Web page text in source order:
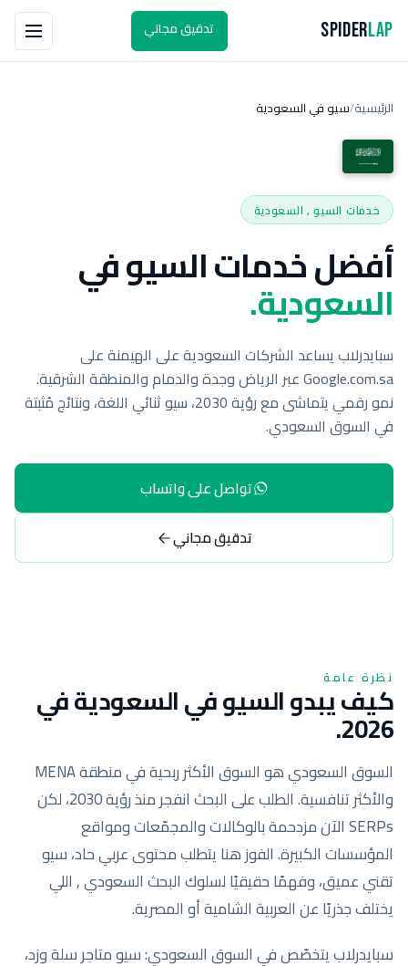
SpiderLap تدقيق مجاني
الرئيسية/سيو في السعودية
خدمات السيو , السعودية
أفضل خدمات السيو في
السعودية.
سبايدرلاب يساعد الشركات السعودية على الهيمنة على
Google.com.sa عبر الرياض وجدة والدمام والمنطقة الشرقية.
نمو رقمي يتماشى مع رؤية 2030، سيو ثنائي اللغة، ونتائج مُثبتة
في السوق السعودي.
تواصل على واتساب
تدقيق مجاني
نظرة عامة
كيف يبدو السيو في السعودية في
2026.
السوق السعودي هو السوق الأكثر ربحية في منطقة MENA
والأكثر تنافسية. الطلب على البحث انفجر منذ رؤية 2030، لكن
SERPs الآن مزدحمة بالوكالات والمجمّعات ومواقع
المؤسسات الكبيرة. الفوز هنا يتطلب محتوى عربي حاد، سيو
تقني عميق، وفهمًا حقيقيًا لسلوك البحث السعودي , اللي
يختلف جذريًا عن العربية الشامية أو المصرية.
سبايدرلاب يتخصّص في السوق السعودي: سيو متاجر سلة وزد،